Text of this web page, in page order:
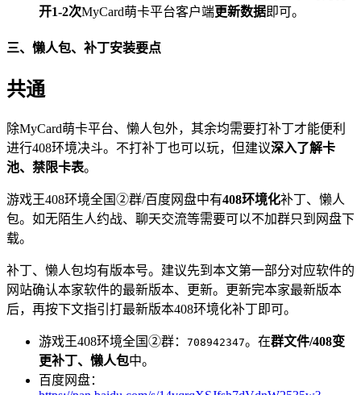
开1-2次MyCard萌卡平台客户端更新数据即可。
三、懒人包、补丁安装要点
共通
除MyCard萌卡平台、懒人包外，其余均需要打补丁才能便利
进行408环境决斗。不打补丁也可以玩，但建议深入了解卡
池、禁限卡表。
游戏王408环境全国②群/百度网盘中有408环境化补丁、懒人
包。如无陌生人约战、聊天交流等需要可以不加群只到网盘下
载。
补丁、懒人包均有版本号。建议先到本文第一部分对应软件的
网站确认本家软件的最新版本、更新。更新完本家最新版本
后，再按下文指引打最新版本408环境化补丁即可。
游戏王408环境全国②群： 708942347。在群文件/408变
更补丁、懒人包中。
百度网盘：